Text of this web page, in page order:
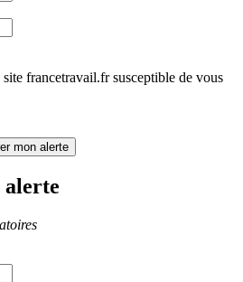
francetravail.fr susceptible de vous
mon alerte